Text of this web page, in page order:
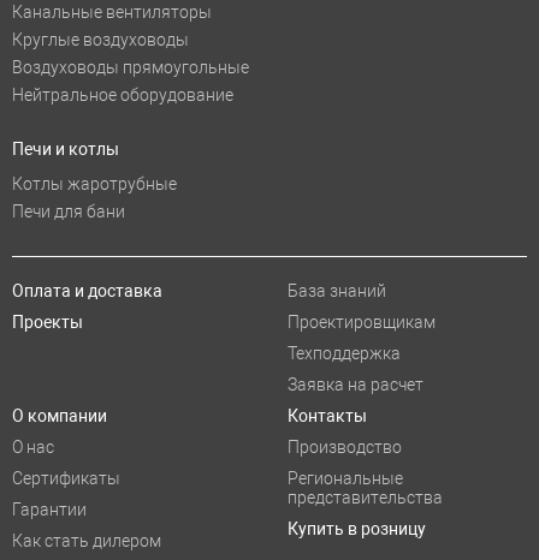
Канальные вентиляторы
Круглые воздуховоды
Воздуховоды прямоугольные
Нейтральное оборудование
Печи и котлы
Котлы жаротрубные
Печи для бани
Оплата и доставка
Проекты
База знаний
Проектировщикам
Техподдержка
Заявка на расчет
О компании
О нас
Сертификаты
Гарантии
Как стать дилером
Контакты
Производство
Региональные
представительства
Купить в розницу